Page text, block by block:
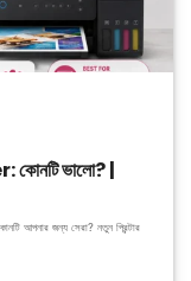
ভালো? |
জন্য সেরা? নতুন প্রিন্টার